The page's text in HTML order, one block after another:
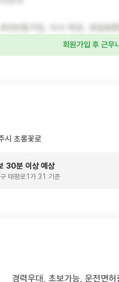
회원가입 후 근무
시 초롱꽃로
30분 이상 예상
태평로1가 31 기준
경력우대, 초보가능, 운전면허